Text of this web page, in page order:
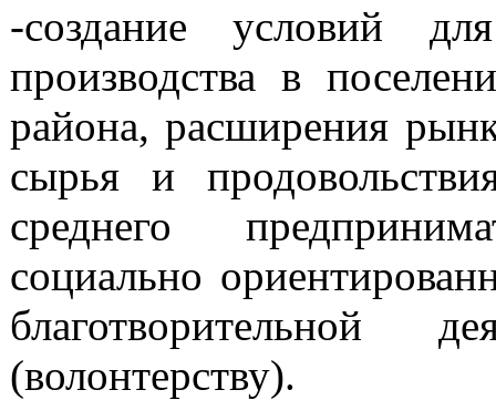
-создание условий для
производства в
района, расширения
сырья и
среднего
социально
благотворительной
(волонтерству).